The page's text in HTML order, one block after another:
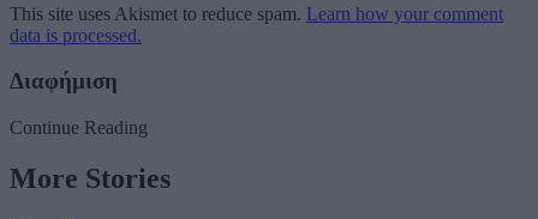
This site uses Akismet to reduce spam. Learn how your comment
data is processed.
Διαφήμιση
Continue Reading
More Stories